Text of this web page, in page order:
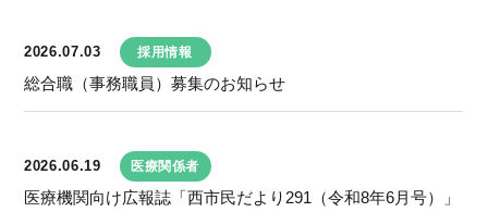
2026.07.03 採用情報
総合職（事務職員）募集のお知らせ
2026.06.19 医療関係者
医療機関向け広報誌「西市民だより291（令和8年6月号）」